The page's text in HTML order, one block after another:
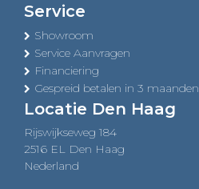
Service
Showroom
Service Aanvragen
Financiering
Gespreid betalen in 3 maanden
Locatie Den Haag
Rijswijkseweg 184
2516 EL Den Haag
Nederland